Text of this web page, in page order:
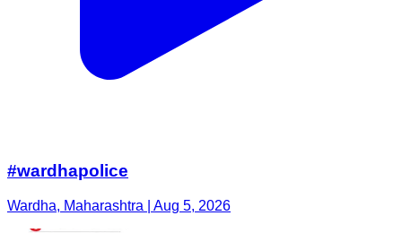
#wardhapolice
Wardha, Maharashtra | Aug 5, 2026